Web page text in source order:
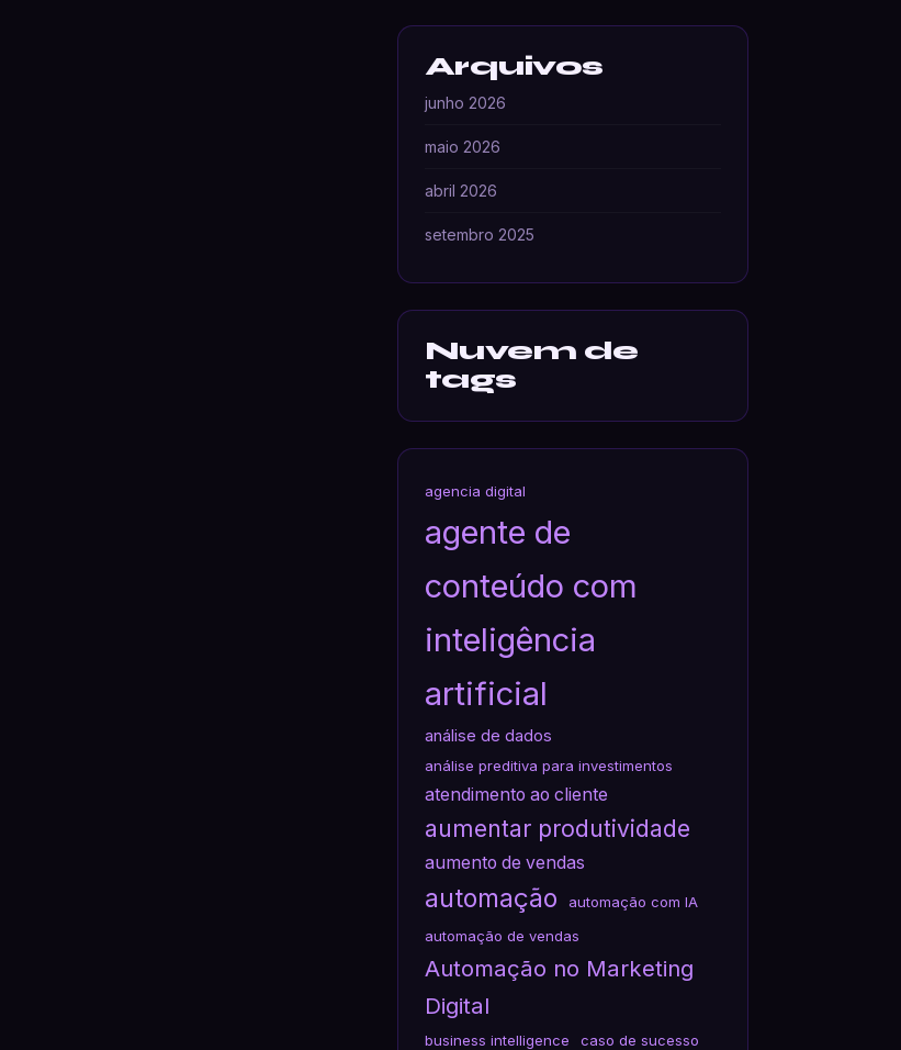
Arquivos
junho 2026
maio 2026
abril 2026
setembro 2025
Nuvem de
tags
agencia digital
agente de
conteúdo com
inteligência
artificial
análise de dados
análise preditiva para investimentos
atendimento ao cliente
aumentar produtividade
aumento de vendas
automação
automação com IA
automação de vendas
Automação no Marketing
Digital
business intelligence caso de sucesso